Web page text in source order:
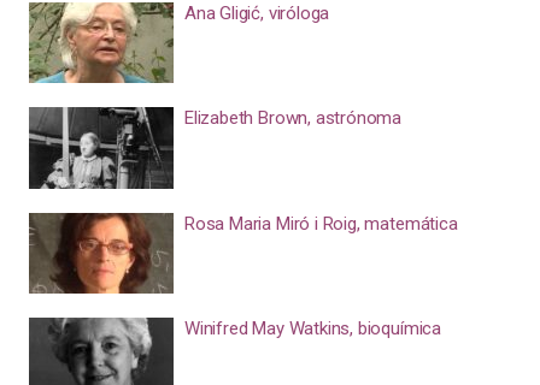
Ana Gligić, viróloga
Elizabeth Brown, astrónoma
Rosa Maria Miró i Roig, matemática
Winifred May Watkins, bioquímica